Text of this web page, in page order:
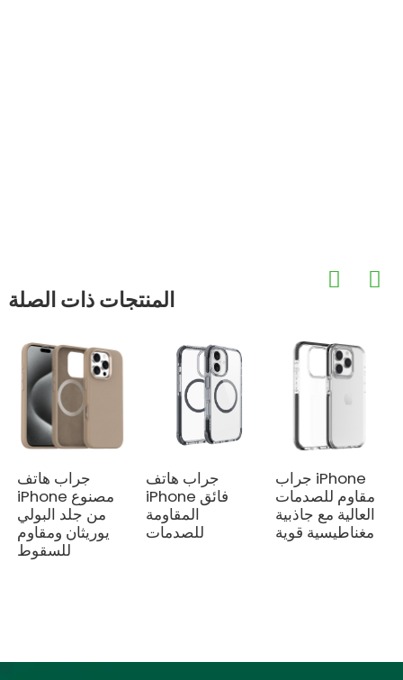
المنتجات ذات الصلة
جراب هاتف
iPhone مصنوع
من جلد البولي
يوريثان ومقاوم
للسقوط
جراب هاتف
iPhone فائق
المقاومة
للصدمات
جراب iPhone
مقاوم للصدمات
العالية مع جاذبية
مغناطيسية قوية